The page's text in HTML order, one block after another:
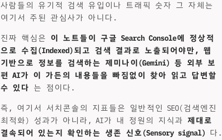
사람들의 유기적 검색 유입이나 트래픽 숫자 그 자체는
여기서 주된 관심사가 아니다.
진짜 핵심은
이 노트들이 구글 Search Console에 정상적
으로 수집(Indexed)되고 검색 결과로 노출되어야만, 웹
기반으로 정보를 검색하는 제미나이(Gemini) 등 외부 보
편 AI가 이 가든의 내용들을 빠짐없이 찾아 읽고 답변할
수 있다
는 점이다.
즉, 여기서 서치콘솔의 지표들은 일반적인 SEO(검색엔진
최적화) 성과가 아니라, AI가 내 정원의 지식과 제대로
결속되어 있는지 확인하는 생존 신호(Sensory signal)
다.